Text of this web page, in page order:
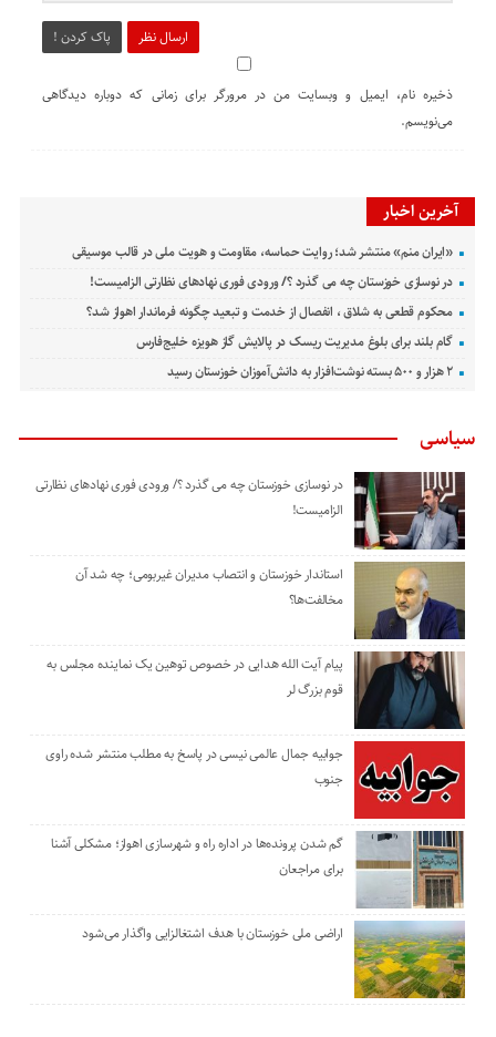
ارسال نظر پاک کردن !
ذخیره نام، ایمیل و وبسایت من در مرورگر برای زمانی که دوباره دیدگاهی
می‌نویسم.
آخرین اخبار
«ایران منم» منتشر شد؛ روایت حماسه، مقاومت و هویت ملی در قالب موسیقی
در نوسازی خوزستان چه می گذرد ؟/ ورودی فوری نهادهای نظارتی الزامیست!
محکوم قطعی به شلاق ، انفصال از خدمت و تبعید چگونه فرماندار اهواز شد؟
گام بلند برای بلوغ مدیریت ریسک در پالایش گاز هویزه خلیج‌فارس
۲ هزار و ۵۰۰ بسته نوشت‌افزار به دانش‌آموزان خوزستان رسید
سیاسی
در نوسازی خوزستان چه می گذرد ؟/ ورودی فوری نهادهای نظارتی
الزامیست!
استاندار خوزستان و انتصاب مدیران غیربومی؛ چه شد آن
مخالفت‌ها؟
پیام آیت الله هدایی در خصوص توهین یک نماینده مجلس به
قوم بزرگ لر
جوابیه جمال عالمی نیسی در پاسخ به مطلب منتشر شده راوی
جنوب
گم شدن پرونده‌ها در اداره راه و شهرسازی اهواز؛ مشکلی آشنا
برای مراجعان
اراضی ملی خوزستان با هدف اشتغالزایی واگذار می‌شود